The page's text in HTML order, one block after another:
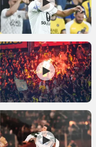
תוצאות
לוח שידורים
ברחבה
"מעל הליגה" –
מכבי תל אביב
הפועל תל אביב
הפועל חיפה
הפועל באר שבע
מכבי נתניה
בני יהודה
ליגה הולנדית
ליגה סינית
ליגה ברזילאית
ליגות נוספות
דני אבדיה
שחייה
ג'ודו
אגרוף
ספורט אולימפי
UFC
היאבקות WWE